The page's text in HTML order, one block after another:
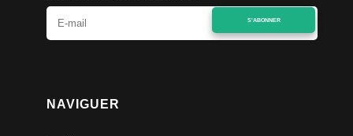
S'ABONNER
NAVIGUER